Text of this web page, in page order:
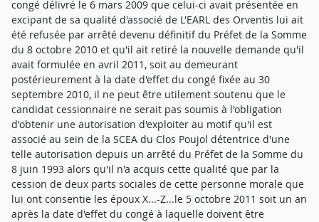
congé délivré le 6 mars 2009 que celui-ci avait présentée en
excipant de sa qualité d'associé de L'EARL des Orventis lui ait
été refusée par arrêté devenu définitif du Préfet de la Somme
du 8 octobre 2010 et qu'il ait retiré la nouvelle demande qu'il
avait formulée en avril 2011, soit au demeurant
postérieurement à la date d'effet du congé fixée au 30
septembre 2010, il ne peut être utilement soutenu que le
candidat cessionnaire ne serait pas soumis à l'obligation
d'obtenir une autorisation d'exploiter au motif qu'il est
associé au sein de la SCEA du Clos Poujol détentrice d'une
telle autorisation depuis un arrêté du Préfet de la Somme du
8 juin 1993 alors qu'il n'a acquis cette qualité que par la
cession de deux parts sociales de cette personne morale que
lui ont consentie les époux X...-Z...le 5 octobre 2011 soit un an
après la date d'effet du congé à laquelle doivent être